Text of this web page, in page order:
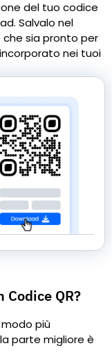
del tuo codice
Salvalo nel
sia pronto per
nei tuoi
Codice QR?
più
parte migliore è